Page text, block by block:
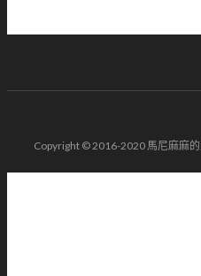
Copyright © 2016-2020 馬尼麻麻